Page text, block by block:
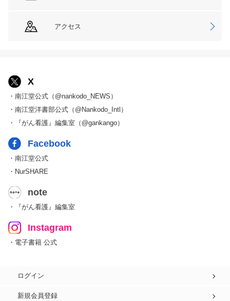
アクセス
X
・南江堂公式（@nankodo_NEWS）
・南江堂洋書部公式（@Nankodo_Intl）
・『がん看護』編集室（@gankango）
Facebook
・南江堂公式
・NurSHARE
note
・『がん看護』編集室
Instagram
・電子書籍 公式
ログイン
新規会員登録